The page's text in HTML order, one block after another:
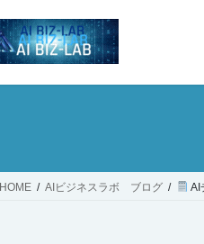
HOME AIビジネスラボ ブログ AI